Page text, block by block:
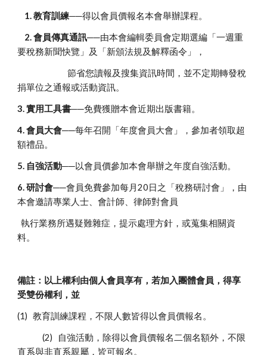
1. 教育訓練──得以會員價報名本會舉辦課程。
2. 會員傳真通訊──由本會編輯委員會定期選編「一週重
要稅務新聞快覽」及「新頒法規及解釋函令」，
節省您讀報及搜集資訊時間，並不定期轉發稅
捐單位之通報或活動資訊。
3. 實用工具書──免費獲贈本會近期出版書籍。
4. 會員大會──每年召開「年度會員大會」，參加者領取超
額禮品。
5. 自強活動──以會員價參加本會舉辦之年度自強活動。
6. 研討會──會員免費參加每月20日之「稅務研討會」，由
本會邀請專業人士、會計師、律師對會員
執行業務所遇疑難雜症，提示處理方針，或蒐集相關資
料。
備註：以上權利由個人會員享有，若加入團體會員，得享
受雙份權利，並
(1) 教育訓練課程，不限人數皆得以會員價報名。
(2) 自強活動，除得以會員價報名二個名額外，不限
直系與非直系親屬，皆可報名。